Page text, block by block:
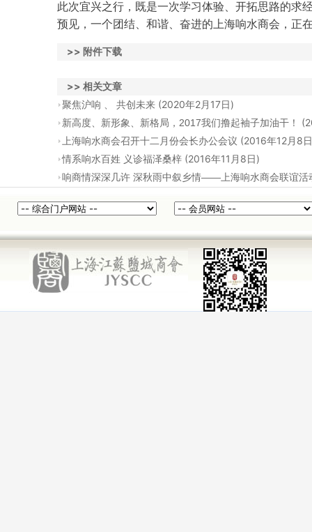
此次宜兴之行，既是一次学习体验、开拓思路的求
预见， 一个团结 和谐 奋进的 上海响水商会，正
>> 附件下载
>> 相关文章
聚焦沪响 、 共创未来 (2020年2月17日)
新高度、新形象、新格局，2017我们撸起袖子加油干！
上海响水商会召开十二月份会长办公会议 (2016年12月8
情系响水百姓 义诊福泽桑梓 (2016年11月8日)
响商情深深几许 深秋雨中叙乡情——上海响水商会联谊活